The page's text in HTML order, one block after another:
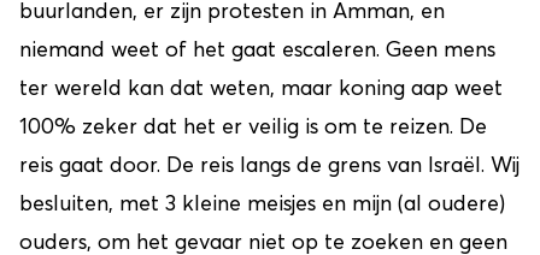
buurlanden, er zijn protesten in Amman, en
niemand weet of het gaat escaleren. Geen mens
ter wereld kan dat weten, maar koning aap weet
100% zeker dat het er veilig is om te reizen. De
reis gaat door. De reis langs de grens van Israël. Wij
besluiten, met 3 kleine meisjes en mijn (al oudere)
ouders, om het gevaar niet op te zoeken en geen